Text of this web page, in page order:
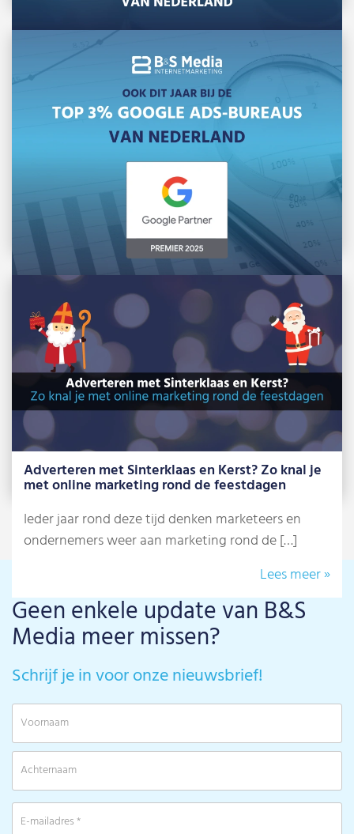
B&S Media is Google Premier Partner 2026
Net als voorgaande jaren behoort ons team in
2026 tot de beste 3% Google […]
B&S Media ook in 2025 bij de top 3% Google
Ads-bureaus in NL
We behoren ook in 2025 tot de beste 3% Google
Ads-experts van Nederland. Via […]
Lees meer »
Adverteren met Sinterklaas en Kerst? Zo knal je
met online marketing rond de feestdagen
Ieder jaar rond deze tijd denken marketeers en
ondernemers weer aan marketing rond de […]
Lees meer »
Geen enkele update van B&S
Media meer missen?
Schrijf je in voor onze nieuwsbrief!